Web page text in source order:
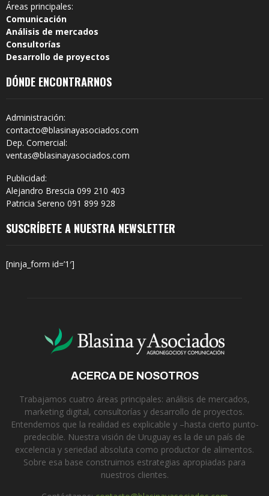
Áreas principales:
Comunicación
Análisis de mercados
Consultorías
Desarrollo de proyectos
DÓNDE ENCONTRARNOS
Administración:
contacto@blasinayasociados.com
Dep. Comercial:
ventas@blasinayasociados.com
Publicidad:
Alejandro Brescia 099 210 403
Patricia Sereno 091 899 928
SUSCRÍBETE A NUESTRA NEWSLETTER
[ninja_form id=’1′]
ACERCA DE NOSOTROS
Trabajamos cuatro áreas principales: análisis de mercados,
marketing digital, consultorías y desarrollo de proyectos.
Entendemos que la realidad es explicable y –hasta cierto punto-
predecible. Nuestra visión de Uruguay es la de un país de
excelencia y seriedad absoluta como productor de alimentos.
Sobre esa base construimos estrategias apropiadas para
nuestros clientes.